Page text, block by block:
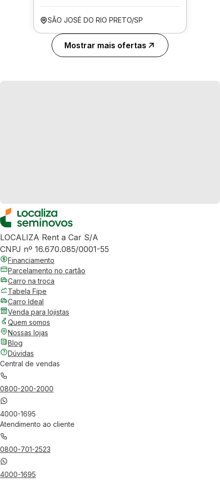
SÃO JOSÉ DO RIO PRETO/SP
Mostrar mais ofertas
LOCALIZA Rent a Car S/A
CNPJ nº 16.670.085/0001-55
Financiamento
Parcelamento no cartão
Carro na troca
Tabela Fipe
Carro Ideal
Venda para lojistas
Quem somos
Nossas lojas
Blog
Dúvidas
Central de vendas
0800-200-2000
4000-1695
Atendimento ao cliente
0800-701-2523
4000-1695